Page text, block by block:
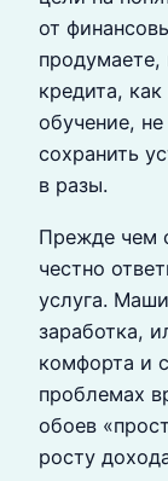
от
продумаете,
кредита,
обучение,
сохранить
в разы.
Прежде чем
честно
услуга.
заработка,
комфорта и
проблемах
обоев
росту